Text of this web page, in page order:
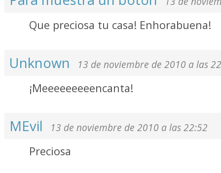
Que preciosa tu casa! Enhorabuena!
Unknown 13 de noviembre de 2010 a las
¡Meeeeeeeeencanta!
MEvil 13 de noviembre de 2010 a las 22:52
Preciosa